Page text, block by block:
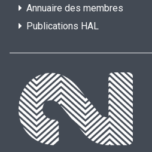
Annuaire des membres
Publications HAL